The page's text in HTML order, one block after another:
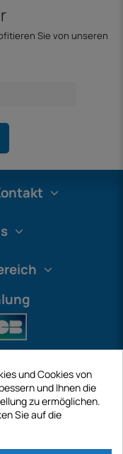
Sie von unseren
und Cookies von
und Ihnen die
zu ermöglichen.
Sie auf die